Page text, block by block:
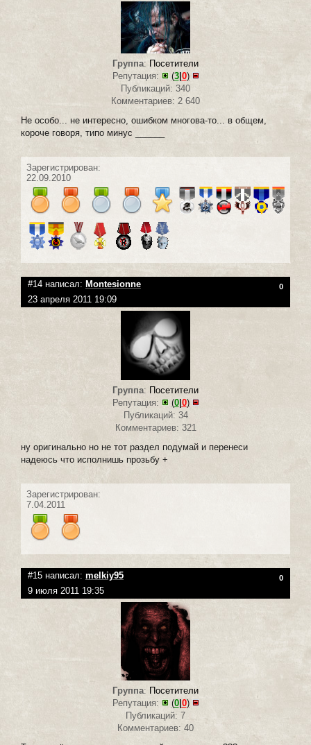
Группа: Посетители
Репутация:
(3| 0)
Публикаций: 340
Комментариев: 2 640
Не особо... не интересно, ошибком многова-то... в общем,
короче говоря, типо минус ______
Зарегистрирован:
22.09.2010
#14 написал: Montesionne 0
23 апреля 2011 19:09
Группа: Посетители
Репутация:
(0| 0)
Публикаций: 34
Комментариев: 321
ну оригинально но не тот раздел подумай и перенеси
надеюсь что исполнишь прозьбу +
Зарегистрирован:
7.04.2011
#15 написал: melkiy95 0
9 июля 2011 19:35
Группа: Посетители
Репутация:
(0| 0)
Публикаций: 7
Комментариев: 40